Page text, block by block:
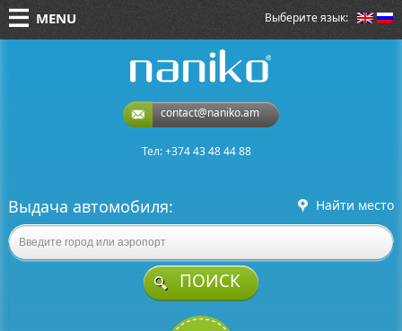
Выберите язык:
MENU
contact@naniko.am
Тел: +374 43 48 44 88
Выдача автомобиля: Найти место
ПОИСК